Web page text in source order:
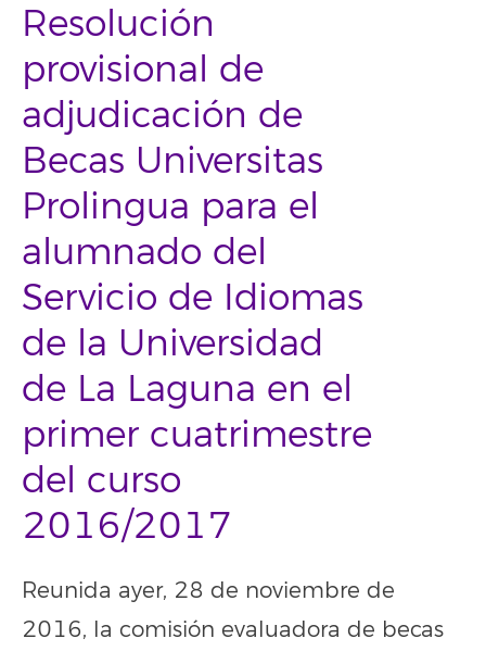
Resolución
provisional de
adjudicación de
Becas Universitas
Prolingua para el
alumnado del
Servicio de Idiomas
de la Universidad
de La Laguna en el
primer cuatrimestre
del curso
2016/2017
Reunida ayer, 28 de noviembre de
2016, la comisión evaluadora de becas